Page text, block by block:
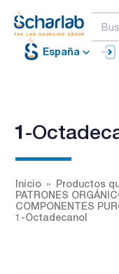
España
1-
Inicio
Productos
PATRONES
COMPONENTES
1-Octadecanol